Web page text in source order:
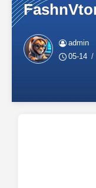
admin
05-14